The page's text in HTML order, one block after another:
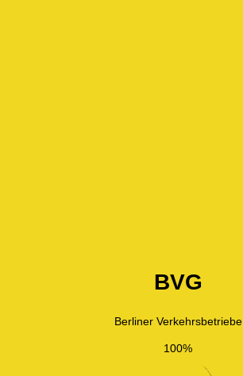
BVG
Berliner Verkehrsbetriebe
100%